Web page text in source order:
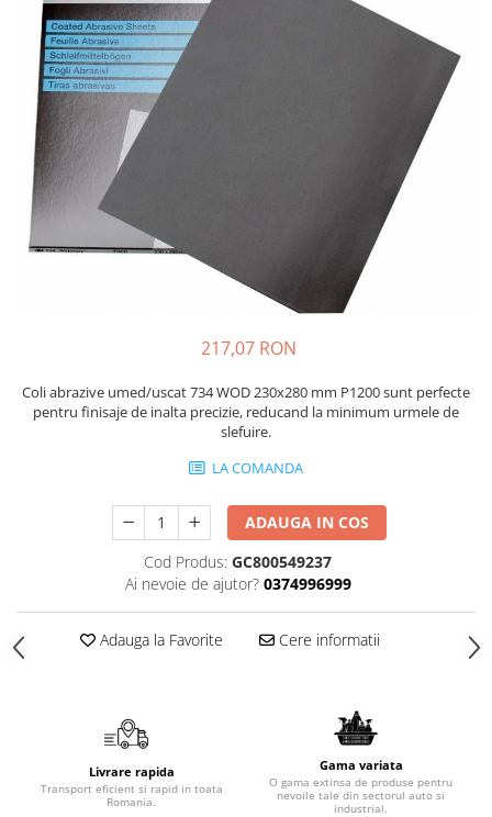
Protectie piele
Protectie vizuala
Vopsire
Sisteme si pahare PPS
Pahare de amestec
Curatare
Tinichigerie
217,07 RON
Coli abrazive umed/uscat 734 WOD 230x280 mm P1200 sunt perfecte
pentru finisaje de inalta precizie, reducand la minimum urmele de
slefuire.
LA COMANDA
ADAUGA IN COS
Cod Produs: GC800549237
Ai nevoie de ajutor? 0374996999
Adauga la Favorite Cere informatii
Livrare rapida
Transport eficient si rapid in toata
Romania.
Gama variata
O gama extinsa de produse pentru
nevoile tale din sectorul auto si
industrial.